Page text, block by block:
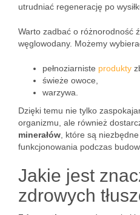
utrudniać regenerację po
Warto zadbać o różnorodność
węglowodany. Możemy
pełnoziarniste produkty
świeże owoce,
warzywa.
Dzięki temu nie tylko
organizmu, ale również
minerałów , które są
funkcjonowania podczas
Jakie jest
zdrowych